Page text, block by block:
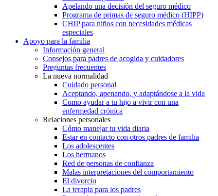
Apelando una decisión del seguro médico
Programa de primas de seguro médico (HIPP)
CHIP para niños con necesidades médicas
especiales
Apoyo para la familia
Información general
Consejos para padres de acogida y cuidadores
Preguntas frecuentes
La nueva normalidad
Cuidado personal
Aceptando, apenando, y adaptándose a la vida
Como ayudar a tu hijo a vivir con una
enfermedad crónica
Relaciones personales
Cómo manejar tu vida diaria
Estar en contacto con otros padres de familia
Los adolescentes
Los hermanos
Red de personas de confianza
Malas interpretaciones del comportamiento
El divorcio
La terapia para los padres